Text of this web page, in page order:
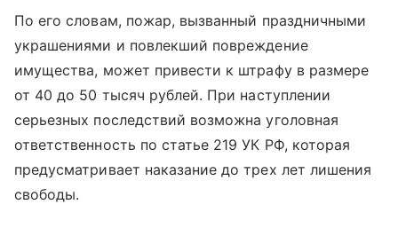
По его словам, пожар, вызванный праздничными
украшениями и повлекший повреждение
имущества, может привести к штрафу в размере
от 40 до 50 тысяч рублей. При наступлении
серьезных последствий возможна уголовная
ответственность по статье 219 УК РФ, которая
предусматривает наказание до трех лет лишения
свободы.